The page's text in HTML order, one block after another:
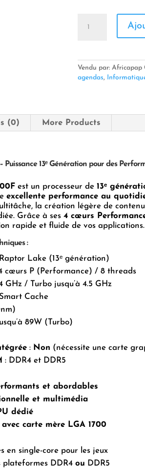
13100F
–
pour
des
Fluides
Vendu par: Africapap
agendas,
(0) More Products
– Puissance 13ᵉ Génération pour des
est un processeur de 13ᵉ
excellente performance au
la création légère de
Grâce à ses 4 cœurs
rapide et fluide de vos applications.
:
Lake (13ᵉ génération)
cœurs P (Performance) / 8 threads
GHz / Turbo jusqu’à 4.5 GHz
Cache
89W (Turbo)
: Non (nécessite une carte
: DDR4 et DDR5
et abordables
et multimédia
dédié
carte mère LGA 1700
en single-core pour les jeux
plateformes DDR4 ou DDR5